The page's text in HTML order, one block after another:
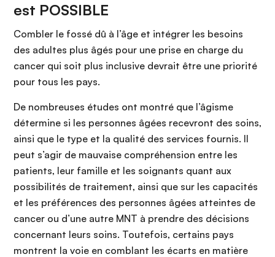
est POSSIBLE
Combler le fossé dû à l’âge et intégrer les besoins
des adultes plus âgés pour une prise en charge du
cancer qui soit plus inclusive devrait être une priorité
pour tous les pays.
De nombreuses études ont montré que l’âgisme
détermine si les personnes âgées recevront des soins,
ainsi que le type et la qualité des services fournis. Il
peut s’agir de mauvaise compréhension entre les
patients, leur famille et les soignants quant aux
possibilités de traitement, ainsi que sur les capacités
et les préférences des personnes âgées atteintes de
cancer ou d’une autre MNT à prendre des décisions
concernant leurs soins. Toutefois, certains pays
montrent la voie en comblant les écarts en matière